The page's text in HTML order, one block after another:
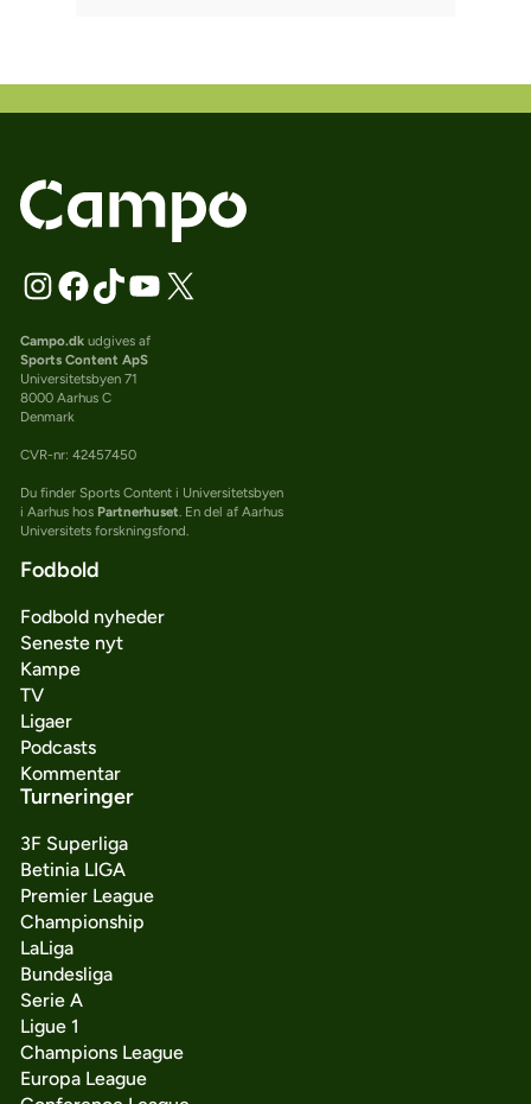
Campo.dkudgives af
Sports Content ApS
Universitetsbyen 71
8000 Aarhus C
Denmark
CVR-nr: 42457450
Du finder Sports Content i Universitetsbyen
i Aarhus hos Partnerhuset . En del af Aarhus
Universitets forskningsfond.
Fodbold
Fodbold nyheder
Seneste nyt
Kampe
TV
Ligaer
Podcasts
Kommentar
Turneringer
3F Superliga
Betinia LIGA
Premier League
Championship
LaLiga
Bundesliga
Serie A
Ligue 1
Champions League
Europa League